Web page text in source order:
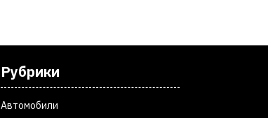
Рубрики
Автомобили